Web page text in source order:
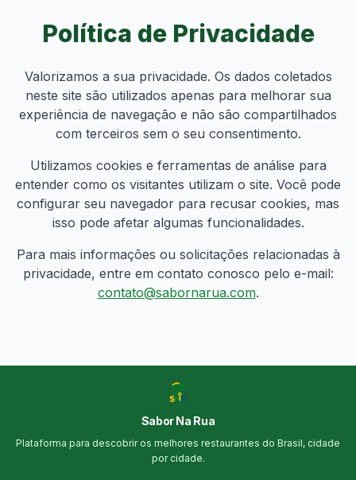
Política de Privacidade
Valorizamos a sua privacidade. Os dados coletados
neste site são utilizados apenas para melhorar sua
experiência de navegação e não são compartilhados
com terceiros sem o seu consentimento.
Utilizamos cookies e ferramentas de análise para
entender como os visitantes utilizam o site. Você pode
configurar seu navegador para recusar cookies, mas
isso pode afetar algumas funcionalidades.
Para mais informações ou solicitações relacionadas à
privacidade, entre em contato conosco pelo e-mail:
contato@sabornarua.com.
Sabor Na Rua
Plataforma para descobrir os melhores restaurantes do Brasil, cidade
por cidade.